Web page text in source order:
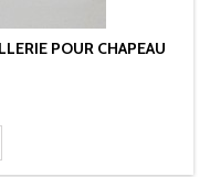
POUR CHAPEAU